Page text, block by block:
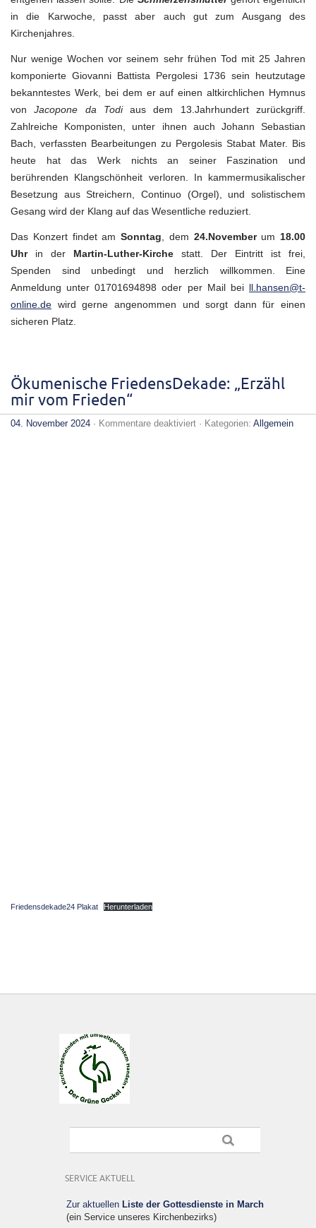
in die Karwoche, passt aber auch gut zum Ausgang des
Kirchenjahres.
Nur wenige Wochen vor seinem sehr frühen Tod mit 25 Jahren
komponierte Giovanni Battista Pergolesi 1736 sein heutzutage
bekanntestes Werk, bei dem er auf einen altkirchlichen Hymnus
vonJacopone da Todiaus dem 13.Jahrhundert zurückgriff.
Zahlreiche Komponisten, unter ihnen auch Johann Sebastian
Bach, verfassten Bearbeitungen zu Pergolesis Stabat Mater. Bis
heute hat das Werk nichts an seiner Faszination und
berührenden Klangschönheit verloren. In kammermusikalischer
Besetzung aus Streichern, Continuo (Orgel), und solistischem
Gesang wird der Klang auf das Wesentliche reduziert.
Das Konzert findet am Sonntag , dem 24.Novemberum 18.00
Uhr in der Martin-Luther-Kirche statt. Der Eintritt ist frei,
Spenden sind unbedingt und herzlich willkommen. Eine
Anmeldung unter 01701694898 oder per Mail bei ll.hansen@t-
online.de wird gerne angenommen und sorgt dann für einen
sicheren Platz.
Ökumenische FriedensDekade: „Erzähl
mir vom Frieden“
04. November 2024 · Kommentare deaktiviertfür· Kategorien: Allgemein
Friedensdekade24 Plakat Herunterladen
SERVICE AKTUELL
Zur aktuellen Liste der Gottesdienste in March
(ein Service unseres Kirchenbezirks)